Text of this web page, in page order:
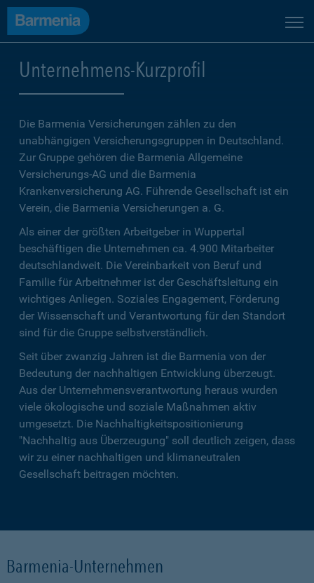
Unternehmens-Kurzprofil
Die Barmenia Versicherungen zählen zu den
unabhängigen Versicherungsgruppen in Deutschland.
Zur Gruppe gehören die Barmenia Allgemeine
Versicherungs-AG und die Barmenia
Krankenversicherung AG. Führende Gesellschaft ist ein
Verein, die Barmenia Versicherungen a. G.
Als einer der größten Arbeitgeber in Wuppertal
beschäftigen die Unternehmen ca. 4.900 Mitarbeiter
deutschlandweit. Die Vereinbarkeit von Beruf und
Familie für Arbeitnehmer ist der Geschäftsleitung ein
wichtiges Anliegen. Soziales Engagement, Förderung
der Wissenschaft und Verantwortung für den Standort
sind für die Gruppe selbstverständlich.
Seit über zwanzig Jahren ist die Barmenia von der
Bedeutung der nachhaltigen Entwicklung überzeugt.
Aus der Unternehmensverantwortung heraus wurden
viele ökologische und soziale Maßnahmen aktiv
umgesetzt. Die Nachhaltigkeitspositionierung
"Nachhaltig aus Überzeugung" soll deutlich zeigen, dass
wir zu einer nachhaltigen und klimaneutralen
Gesellschaft beitragen möchten.
Barmenia-Unternehmen